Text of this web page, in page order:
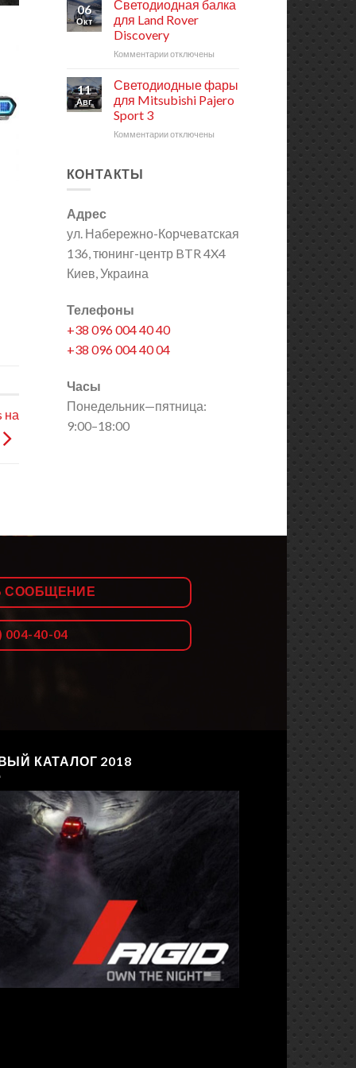
на
свет
RIGID
для
Jeep
06
Окт
Светодиодная балка
для Land Rover
Discovery
Комментариик
Светодиодная
балка
для
Rover
отключены
11
Авг
Светодиодные фары
для Mitsubishi Pajero
Sport 3
Комментариик
3
отключены
КОНТАКТЫ
Адрес
ул. Набережно-Корчеватская
136, тюнинг-центр BTR 4X4
Киев, Украина
Телефоны
+38 096 004 40 40
+38 096 004 40 04
Часы
Понедельник—пятница:
9:00–18:00
СООБЩЕНИЕ
004-40-04
КАТАЛОГ 2018